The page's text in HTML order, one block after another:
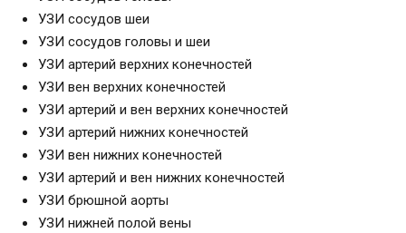
УЗИ сосудов шеи
УЗИ сосудов головы и шеи
УЗИ артерий верхних конечностей
УЗИ вен верхних конечностей
УЗИ артерий и вен верхних конечностей
УЗИ артерий нижних конечностей
УЗИ вен нижних конечностей
УЗИ артерий и вен нижних конечностей
УЗИ брюшной аорты
УЗИ нижней полой вены